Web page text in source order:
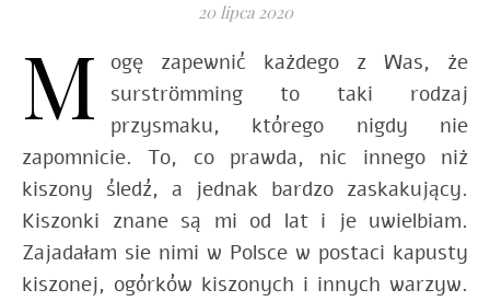
20 lipca 2020
M
ogę zapewnić każdego z Was, że
surströmming to taki rodzaj
przysmaku, którego nigdy nie
zapomnicie. To, co prawda, nic innego niż
kiszony śledź, a jednak bardzo zaskakujący.
Kiszonki znane są mi od lat i je uwielbiam.
Zajadałam sie nimi w Polsce w postaci kapusty
kiszonej, ogórków kiszonych i innych warzyw.